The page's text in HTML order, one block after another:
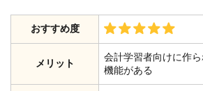
おすすめ度
メリット
会計学習者向けに作
機能がある